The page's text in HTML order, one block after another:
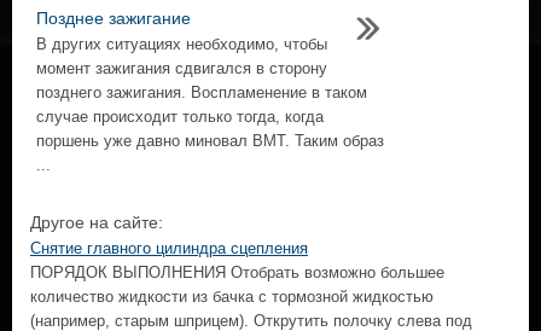
Позднее зажигание
В других ситуациях необходимо, чтобы
момент зажигания сдвигался в сторону
позднего зажигания. Воспламенение в таком
случае происходит только тогда, когда
поршень уже давно миновал ВМТ. Таким образ
...
Другое на сайте:
Снятие главного цилиндра сцепления
ПОРЯДОК ВЫПОЛНЕНИЯ Отобрать возможно большее
количество жидкости из бачка с тормозной жидкостью
(например, старым шприцем). Открутить полочку слева под